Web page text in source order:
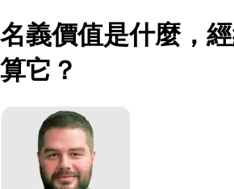
名義價值是什麼，
算它？